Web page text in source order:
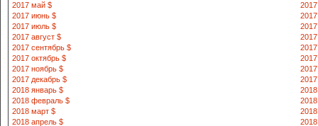
2017 май $
2017 июнь $
2017 июль $
2017 август $
2017
2017 сентябрь $
2017 октябрь $
2017 ноябрь $
2017 декабрь $
2018 январь $
2018 февраль $
2018 март $
2018 апрель $